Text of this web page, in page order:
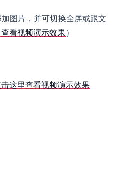
图片，并可切换全屏或跟文
看视频演示效果）
击这里查看视频演示效果